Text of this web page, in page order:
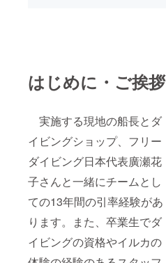
はじめに・ご挨拶
実施する現地の船長とダ
イビングショップ、フリー
ダイビング日本代表廣瀬花
子さんと一緒にチームとし
ての13年間の引率経験があ
ります。また、卒業生でダ
イビングの資格やイルカの